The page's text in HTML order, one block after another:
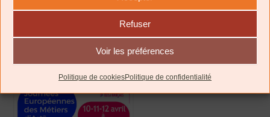
Refuser
Voir les préférences
Politique de cookiesPolitique de confidentialité
10, 11 et 12 avril 2026 –Journées Européennes des Métiers
– Expositions/Ventes organisée par
l’associationVallees des Arts et des savoir-faire– Pont les